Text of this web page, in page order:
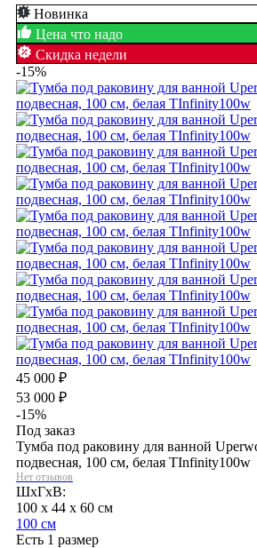
Новинка
Цена что надо
Скидка недели
-15%
45 000 ₽
53 000 ₽
-15%
Под заказ
Тумба под раковину для ванной
подвесная, 100 см, белая TInfinity100w
Нет отзывов
ШхГхВ:
100 x 44 x 60 см
100 см
Есть 1 размер